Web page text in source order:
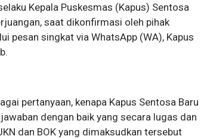
Kepala Puskesmas (Kapus) Sentosa
saat dikonfirmasi oleh pihak
pesan singkat via WhatsApp (WA), Kapus
pertanyaan, kenapa Kapus Sentosa Baru
dengan baik yang secara lugas dan
dan BOK yang dimaksudkan tersebut